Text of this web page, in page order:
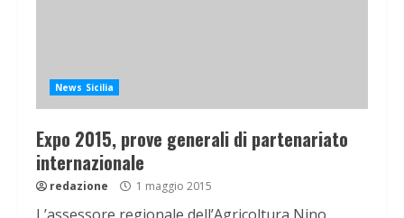
News Sicilia
Expo 2015, prove generali di partenariato
internazionale
redazione 1 maggio 2015